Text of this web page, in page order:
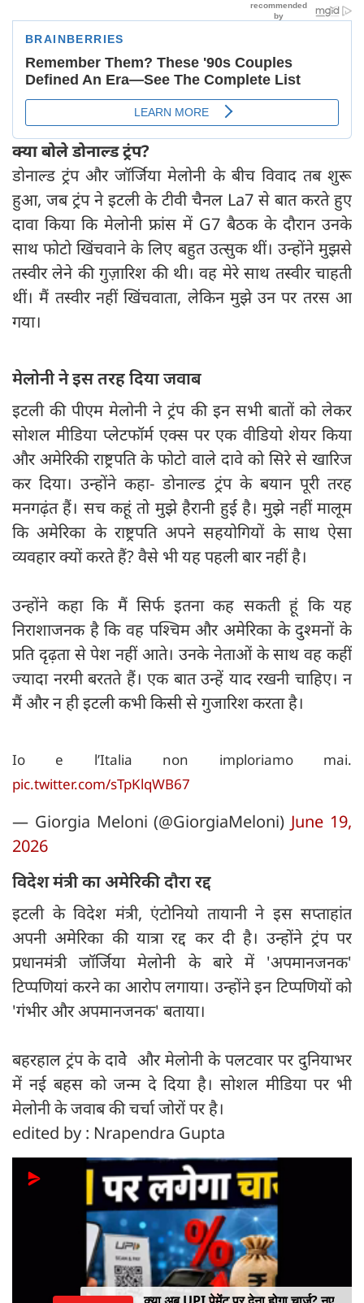
क्या बोले डोनाल्ड ट्रंप?
डोनाल्ड ट्रंप और जॉर्जिया मेलोनी के बीच विवाद तब शुरू
हुआ, जब ट्रंप ने इटली के टीवी चैनल La7 से बात करते हुए
दावा किया कि मेलोनी फ्रांस में G7 बैठक के दौरान उनके
साथ फोटो खिंचवाने के लिए बहुत उत्सुक थीं। उन्होंने मुझसे
तस्वीर लेने की गुज़ारिश की थी। वह मेरे साथ तस्वीर चाहती
थीं। मैं तस्वीर नहीं खिंचवाता, लेकिन मुझे उन पर तरस आ
गया।
मेलोनी ने इस तरह दिया जवाब
इटली की पीएम मेलोनी ने ट्रंप की इन सभी बातों को लेकर
सोशल मीडिया प्लेटफॉर्म एक्स पर एक वीडियो शेयर किया
और अमेरिकी राष्ट्रपति के फोटो वाले दावे को सिरे से खारिज
कर दिया। उन्होंने कहा- डोनाल्ड ट्रंप के बयान पूरी तरह
मनगढ़ंत हैं। सच कहूं तो मुझे हैरानी हुई है। मुझे नहीं मालूम
कि अमेरिका के राष्ट्रपति अपने सहयोगियों के साथ ऐसा
व्यवहार क्यों करते हैं? वैसे भी यह पहली बार नहीं है।
उन्होंने कहा कि मैं सिर्फ इतना कह सकती हूं कि यह
निराशाजनक है कि वह पश्चिम और अमेरिका के दुश्मनों के
प्रति दृढ़ता से पेश नहीं आते। उनके नेताओं के साथ वह कहीं
ज्यादा नरमी बरतते हैं। एक बात उन्हें याद रखनी चाहिए। न
मैं और न ही इटली कभी किसी से गुजारिश करता है।
Io e l’Italia non imploriamo mai.
pic.twitter.com/sTpKlqWB67
— Giorgia Meloni (@GiorgiaMeloni) June 19,
2026
विदेश मंत्री का अमेरिकी दौरा रद्द
इटली के विदेश मंत्री, एंटोनियो तायानी ने इस सप्ताहांत
अपनी अमेरिका की यात्रा रद्द कर दी है। उन्होंने ट्रंप पर
प्रधानमंत्री जॉर्जिया मेलोनी के बारे में 'अपमानजनक'
टिप्पणियां करने का आरोप लगाया। उन्होंने इन टिप्पणियों को
'गंभीर और अपमानजनक' बताया।
बहरहाल ट्रंप के दावेे और मेलोनी के पलटवार पर दुनियाभर
में नई बहस को जन्म दे दिया है। सोशल मीडिया पर भी
मेलोनी के जवाब की चर्चा जोरों पर है।
edited by : Nrapendra Gupta